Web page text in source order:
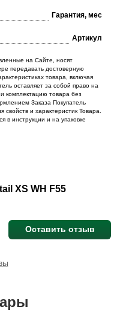
Гарантия, мес
Артикул
на Сайте, носят
передавать достоверную
товара, включая
оставляет за собой право на
комплектацию товара без
Заказа Покупатель
и характеристик Товара.
в инструкции и на упаковке
XS WH F55
Оставить отзыв